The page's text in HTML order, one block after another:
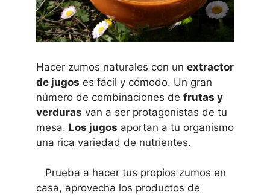
Hacer zumos naturales con un extractor
de jugos es fácil y cómodo. Un gran
número de combinaciones de frutas y
verduras van a ser protagonistas de tu
mesa. Los jugos aportan a tu organismo
una rica variedad de nutrientes.
Prueba a hacer tus propios zumos en
casa, aprovecha los productos de